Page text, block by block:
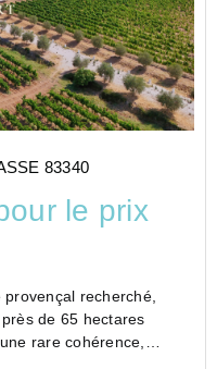
83340
le prix
recherché,
de 65 hectares
rare cohérence,